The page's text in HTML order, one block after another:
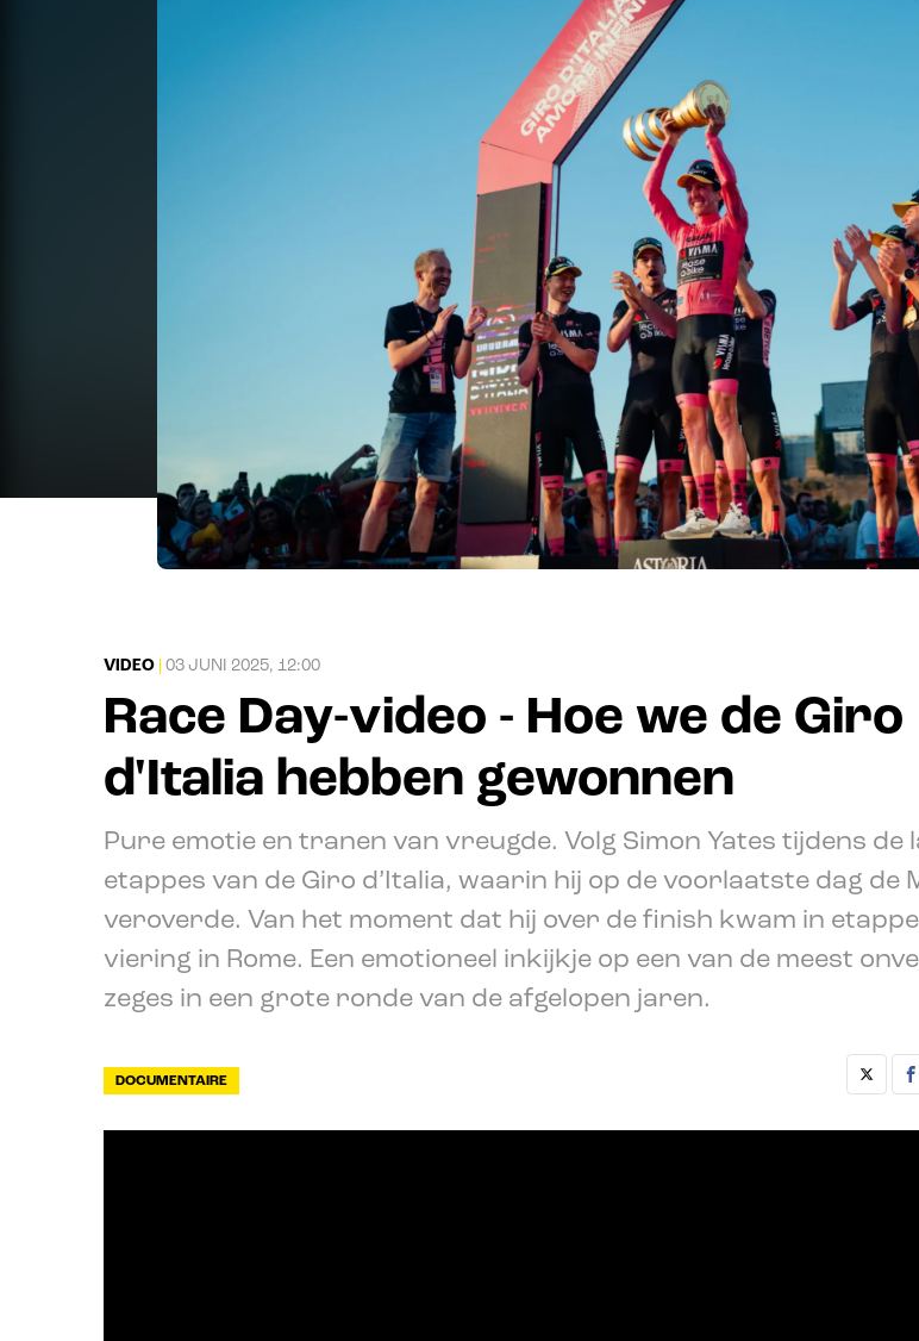
VIDEO | 03 JUNI 2025, 12:00
Race Day-video - Hoe we de Giro
d'Italia hebben gewonnen
Pure emotie en tranen van vreugde. Volg Simon Yates tijdens de
etappes van de Giro d’Italia, waarin hij op de voorlaatste dag de
veroverde. Van het moment dat hij over de finish kwam in
viering in Rome. Een emotioneel inkijkje op een van de meest
zeges in een grote ronde van de afgelopen jaren.
DOCUMENTAIRE